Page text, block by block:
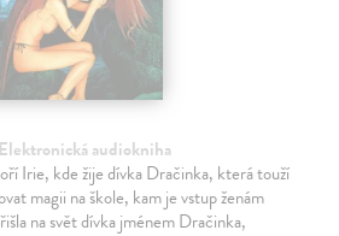
audiokniha
Irie, kde žije dívka Dračinka, která touží
magii na škole, kam je vstup ženám
na svět dívka jménem Dračinka,